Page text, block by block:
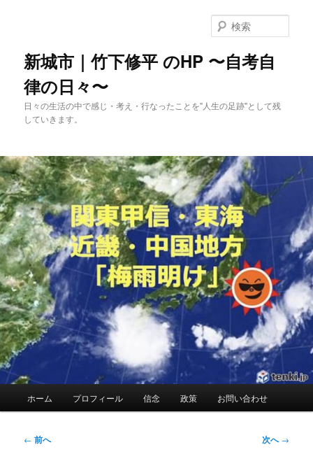
動
新城市｜竹下修平 のHP 〜自考自
律の日々〜
日々の生活の中で感じ・考え・行なったことを"人生の足跡"として残
していきます。
索
ホーム プロフィール 信念 政策 お問い合わせ
投
← 前へ 次へ→